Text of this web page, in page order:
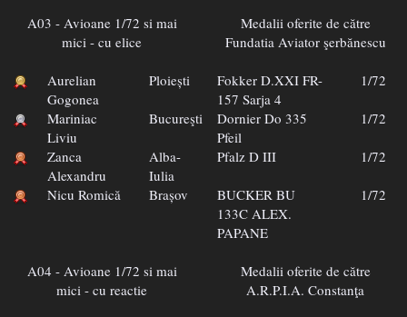
A03 - Avioane 1/72 si mai
mici - cu elice
Medalii oferite de către
Fundatia Aviator şerbănescu
Aurelian
Gogonea
Ploiești
Fokker D.XXI FR-
157 Sarja 4
1/72
Mariniac
Liviu
Bucureşti
Dornier Do 335
Pfeil
1/72
Zanca
Alexandru
Alba-
Iulia
Pfalz D III 1/72
Nicu Romică Brașov
BUCKER BU
133C ALEX.
PAPANE
1/72
A04 - Avioane 1/72 si mai
mici - cu reactie
Medalii oferite de către
A.R.P.I.A. Constanţa